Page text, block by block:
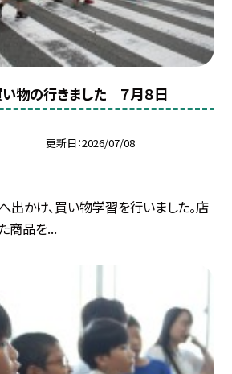
物の行きました ７月８日
更新日 2026/07/08
出かけ、買い物学習を行いました。店
商品を...